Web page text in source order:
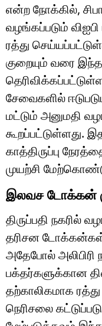
என்ற நோக்கில்,
வழங்கப்படும்
ரத்து
குறையும் வரை
சேவைகளில்
மட்டும் அனுமதி
கூறப்பட்டுள்ளது.
காத்திருப்பு
முயற்சி
இலவச டோக்கன்
திருப்பதி நகரில்
தரிசன டோக்கன்கள்
அதேபோல்
பக்தர்களுக்கான
தற்காலிகமாக
நெரிசலை